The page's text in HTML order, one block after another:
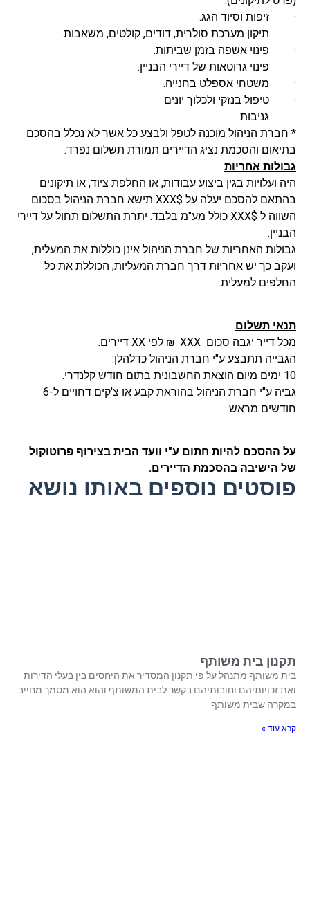
· זיפות וסיוד הגג.
· תיקון מערכת סולרית, דודים, קולטים, משאבות.
· פינוי אשפה בזמן שביתות.
· פינוי גרוטאות של דיירי הבניין.
· משטחי אספלט בחנייה.
· טיפול בנזקי ולכלוך יונים
· גניבות
* חברת הניהול מוכנה לטפל ולבצע כל אשר לא נכלל בהסכם
בתיאום והסכמת נציג הדיירים תמורת תשלום נפרד.
גבולות אחריות
היה ועלויות בגין ביצוע עבודות, או החלפת ציוד, או תיקונים
בהתאם להסכם יעלה על $XXX תישא חברת הניהול בסכום
השווה ל $XXX כולל מע"מ בלבד. יתרת התשלום תחול על דיירי
הבניין.
גבולות האחריות של חברת הניהול אינן כוללות את המעלית,
ועקב כך יש אחריות דרך חברת המעליות, הכוללת את כל
החלפים למעלית.
תנאי תשלום
מכל דייר יגבה סכום XXX ₪ לפי XX דיירים.
הגבייה תתבצע ע"י חברת הניהול כדלהלן:
10 ימים מיום הוצאת החשבונית בתום חודש קלנדרי.
גביה ע"י חברת הניהול בהוראת קבע או צ'קים דחויים ל-6
חודשים מראש.
על ההסכם להיות חתום ע"י וועד הבית בצירוף פרוטוקול
של הישיבה בהסכמת הדיירים.
פוסטים נוספים באותו נושא
תקנון בית משותף
בית משותף מתנהל על פי תקנון המסדיר את היחסים בין בעלי הדירות
ואת זכויותיהם וחובותיהם בקשר לבית המשותף והוא הוא מסמך מחייב.
במקרה שבית משותף
קרא עוד »